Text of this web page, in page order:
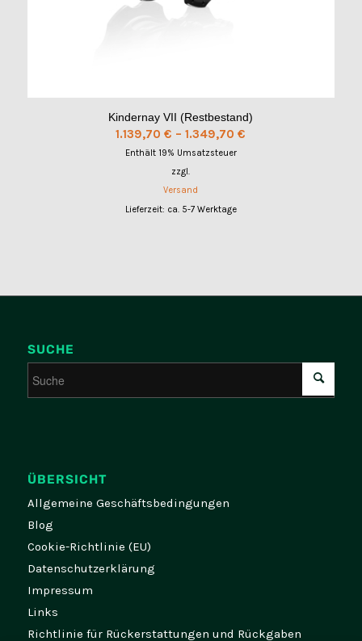
Kindernay VII (Restbestand)
1.139,70€ –1.349,70€
Enthält 19% Umsatzsteuer
zzgl.
Versand
Lieferzeit: ca. 5-7 Werktage
SUCHE
ÜBERSICHT
Allgemeine Geschäftsbedingungen
Blog
Cookie-Richtlinie (EU)
Datenschutzerklärung
Impressum
Links
Richtlinie für Rückerstattungen und Rückgaben